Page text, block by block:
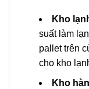
Kho
suất làm
pallet trên
cho kho
Kho